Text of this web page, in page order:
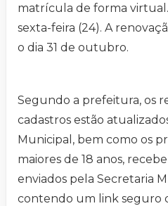
matrícula de forma
sexta-feira (24). A
o dia 31 de outubro.
Segundo a prefeitura, os
cadastros estão
Municipal, bem como os
maiores de 18 anos,
enviados pela Secretaria
contendo um link seguro